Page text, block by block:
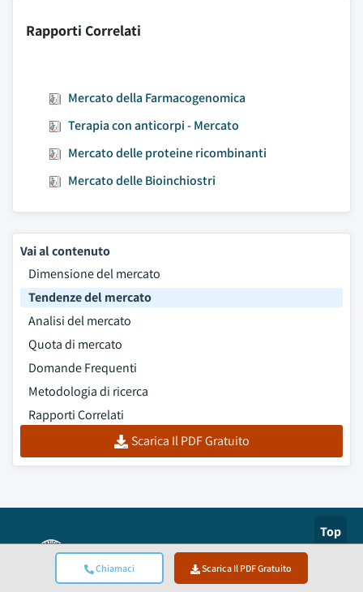
Chiamaci Scarica Il PDF Gratuito
Rapporti Correlati
Mercato della Farmacogenomica
Terapia con anticorpi - Mercato
Mercato delle proteine ​​ricombinanti
Mercato delle Bioinchiostri
Vai al contenuto
Dimensione del mercato
Tendenze del mercato
Analisi del mercato
Quota di mercato
Domande Frequenti
Metodologia di ricerca
Rapporti Correlati
Scarica Il PDF Gratuito
Top
Certificazione ISO